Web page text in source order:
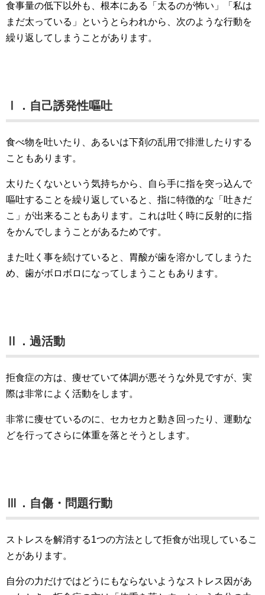
食事量の低下以外も、根本にある「太るのが怖い」「私は
まだ太っている」というとらわれから、次のような行動を
繰り返してしまうことがあります。
Ⅰ．自己誘発性嘔吐
食べ物を吐いたり、あるいは下剤の乱用で排泄したりする
こともあります。
太りたくないという気持ちから、自ら手に指を突っ込んで
嘔吐することを繰り返していると、指に特徴的な「吐きだ
こ」が出来ることもあります。これは吐く時に反射的に指
をかんでしまうことがあるためです。
また吐く事を続けていると、胃酸が歯を溶かしてしまうた
め、歯がボロボロになってしまうこともあります。
Ⅱ．過活動
拒食症の方は、痩せていて体調が悪そうな外見ですが、実
際は非常によく活動をします。
非常に痩せているのに、セカセカと動き回ったり、運動な
どを行ってさらに体重を落とそうとします。
Ⅲ．自傷・問題行動
ストレスを解消する1つの方法として拒食が出現しているこ
とがあります。
自分の力だけではどうにもならないようなストレス因があ